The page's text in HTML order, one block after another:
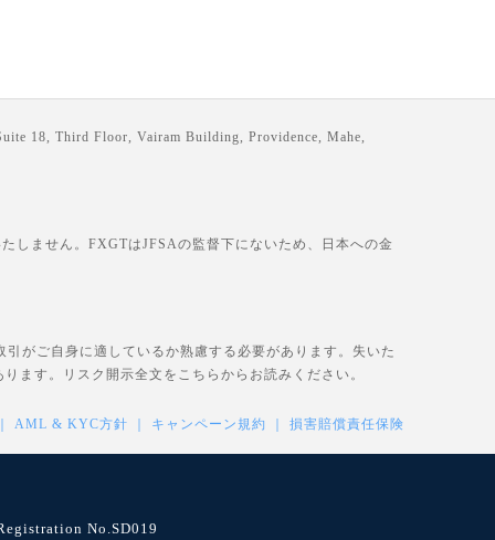
18, Third Floor, Vairam Building, Providence, Mahe,
しません。FXGTはJFSAの監督下にないため、日本への金
がご自身に適しているか熟慮する必要があります。失いた
ます。リスク開示全文を こちら からお読みください。
AML & KYC方針 キャンペーン規約 損害賠償責任保険
No.SD019